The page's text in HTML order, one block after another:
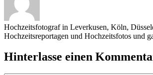
Hochzeitsfotograf in Leverkusen, Köln,
Hochzeitsreportagen und Hochzeitsfotos und
Hinterlasse einen